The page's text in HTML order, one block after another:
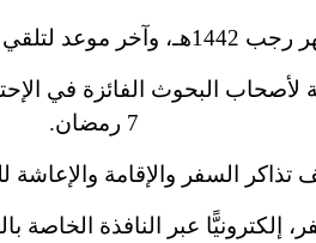
الآخر 1442هـ.
لأصحاب البحوث الفائزة في
7 رمضان.
تذاكر السفر والإقامة
عبر النافذة الخاصة